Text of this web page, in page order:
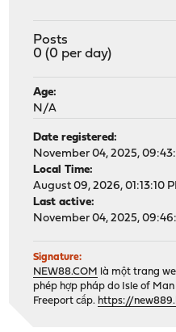
Posts
0 (0 per day)
Age:
N/A
Date registered:
November 04, 2025,
Local Time:
August 09, 2026, 01:13:10
Last active:
November 04, 2025,
Signature:
NEW88.COM
là một trang
phép hợp pháp do Isle of
Freeport cấp. https://